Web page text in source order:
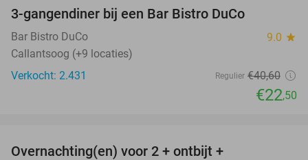
3-gangendiner bij een Bar Bistro DuCo
Bar Bistro DuCo 9.0 star
Callantsoog (+9 locaties)
Verkocht: 2.431
Regulier €40,60
€22,50
Overnachting(en) voor 2 + ontbijt +